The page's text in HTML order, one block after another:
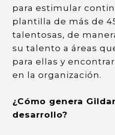
para estimular
plantilla de más de
talentosas, de
su talento a áreas
para ellas y
en la organización.
¿Cómo genera
desarrollo?